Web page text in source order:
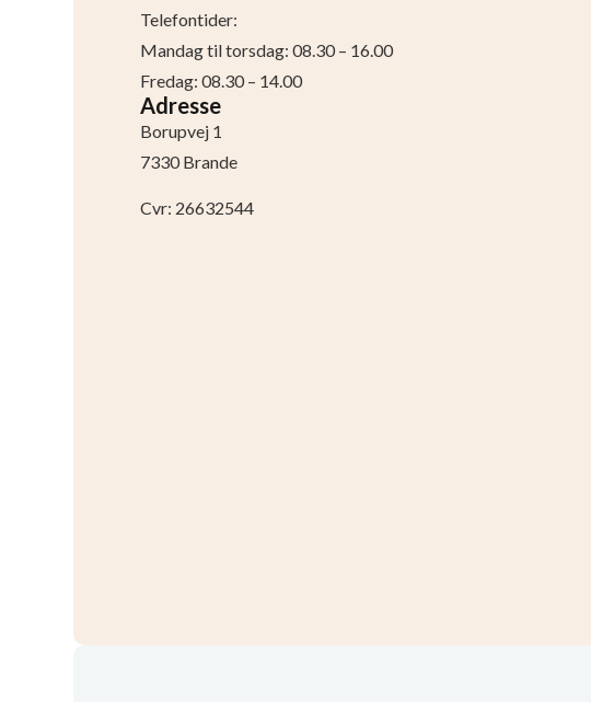
Telefontider:
Mandag til torsdag: 08.30 – 16.00
Fredag: 08.30 – 14.00
Adresse
Borupvej 1
7330 Brande
Cvr: 26632544